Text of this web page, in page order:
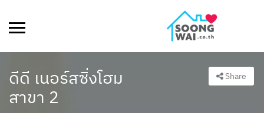
ดีดี เนอร์สซิ่งโฮม
สาขา 2
Share